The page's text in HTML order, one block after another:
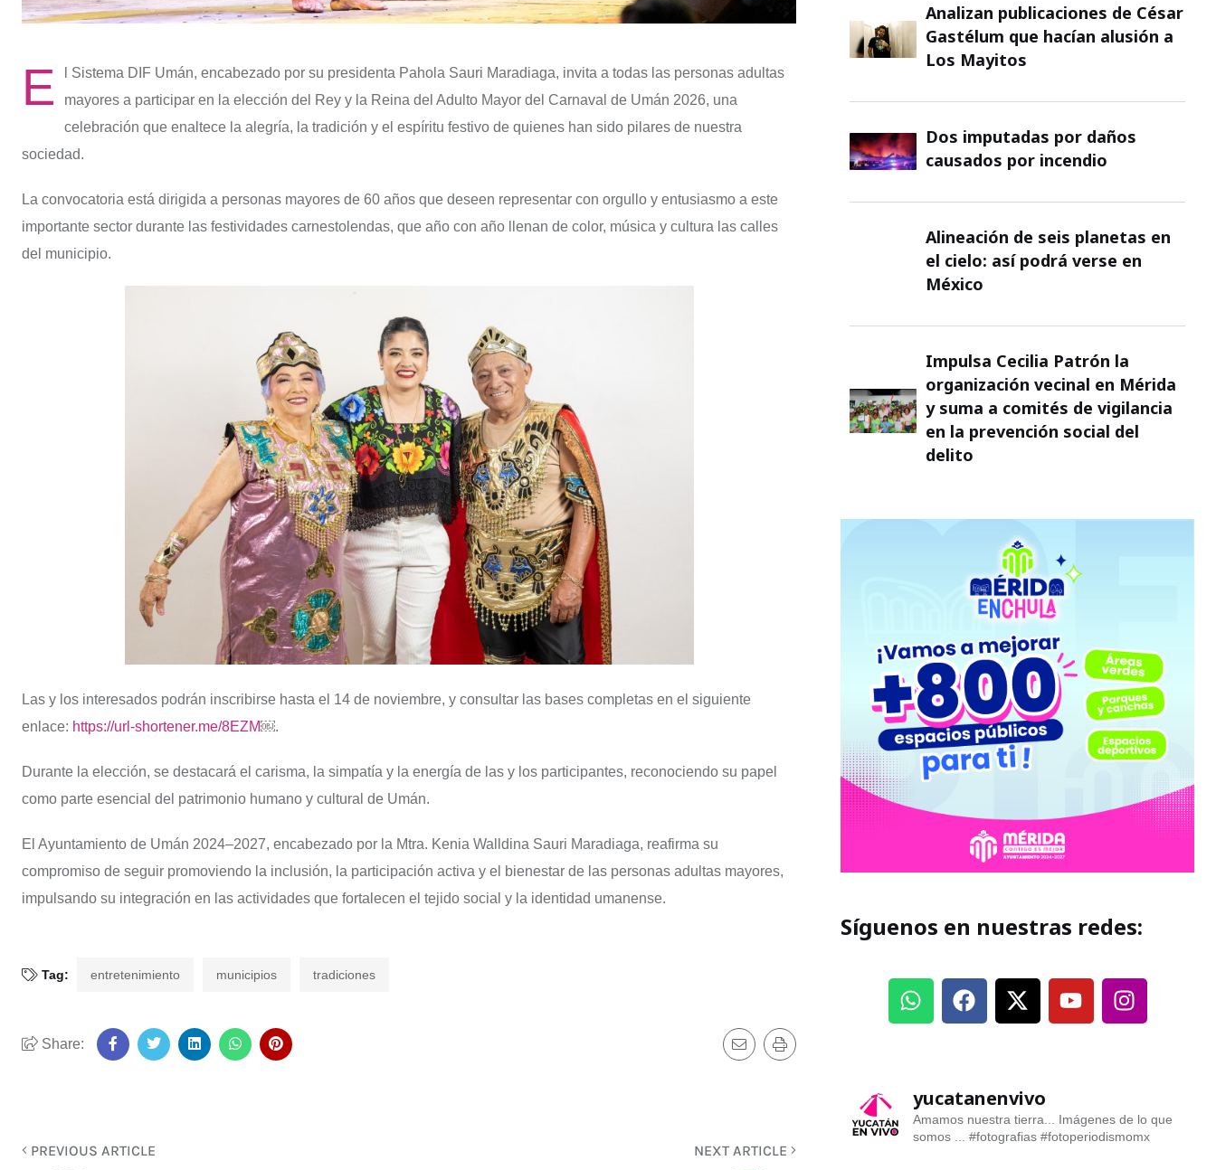
E
l Sistema DIF Umán, encabezado por su presidenta Pahola Sauri Maradiaga, invita a todas las personas adultas
mayores a participar en la elección del Rey y la Reina del Adulto Mayor del Carnaval de Umán 2026, una
celebración que enaltece la alegría, la tradición y el espíritu festivo de quienes han sido pilares de nuestra
sociedad.
La convocatoria está dirigida a personas mayores de 60 años que deseen representar con orgullo y entusiasmo a este
importante sector durante las festividades carnestolendas, que año con año llenan de color, música y cultura las calles
del municipio.
Las y los interesados podrán inscribirse hasta el 14 de noviembre, y consultar las bases completas en el siguiente
enlace: https://url-shortener.me/8EZM￼.
Durante la elección, se destacará el carisma, la simpatía y la energía de las y los participantes, reconociendo su papel
como parte esencial del patrimonio humano y cultural de Umán.
El Ayuntamiento de Umán 2024–2027, encabezado por la Mtra. Kenia Walldina Sauri Maradiaga, reafirma su
compromiso de seguir promoviendo la inclusión, la participación activa y el bienestar de las personas adultas mayores,
impulsando su integración en las actividades que fortalecen el tejido social y la identidad umanense.
Tag: entretenimiento municipios tradiciones
Share:
PREVIOUS ARTICLE NEXT ARTICLE
Analizan publicaciones de César
Gastélum que hacían alusión a
Los Mayitos
Dos imputadas por daños
causados por incendio
Alineación de seis planetas en
el cielo: así podrá verse en
México
Impulsa Cecilia Patrón la
organización vecinal en Mérida
y suma a comités de vigilancia
en la prevención social del
delito
Síguenos en nuestras redes:
yucatanenvivo
Amamos nuestra tierra... Imágenes de lo que
somos ... #fotografias #fotoperiodismomx